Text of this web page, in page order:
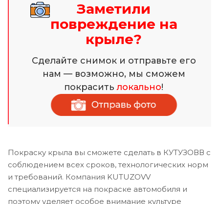
Заметили
повреждение на
крыле?
Сделайте снимок и отправьте его
нам — возможно, мы сможем
покраситьлокально!
Покраску крыла вы сможете сделать в КУТУЗОВВ с
соблюдением всех сроков, технологических норм
и требований. Компания KUTUZOVV
специализируется на покраске автомобиля и
поэтому уделяет особое внимание культуре